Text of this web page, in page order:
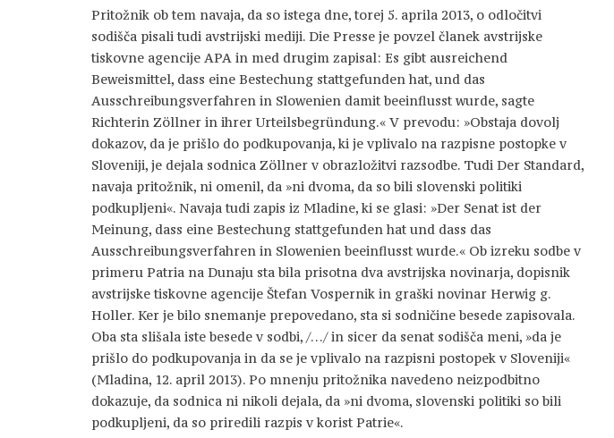
Pritožnik ob tem navaja, da so istega dne, torej 5. aprila 2013, o odločitvi
sodišča pisali tudi avstrijski mediji. Die Presse je povzel članek avstrijske
tiskovne agencije APA in med drugim zapisal: Es gibt ausreichend
Beweismittel, dass eine Bestechung stattgefunden hat, und das
Ausschreibungsverfahren in Slowenien damit beeinflusst wurde, sagte
Richterin Zöllner in ihrer Urteilsbegründung.« V prevodu: »Obstaja dovolj
dokazov, da je prišlo do podkupovanja, ki je vplivalo na razpisne postopke v
Sloveniji, je dejala sodnica Zöllner v obrazložitvi razsodbe. Tudi Der Standard,
navaja pritožnik, ni omenil, da »ni dvoma, da so bili slovenski politiki
podkupljeni«. Navaja tudi zapis iz Mladine, ki se glasi: »Der Senat ist der
Meinung, dass eine Bestechung stattgefunden hat und dass das
Ausschreibungsverfahren in Slowenien beeinflusst wurde.« Ob izreku sodbe v
primeru Patria na Dunaju sta bila prisotna dva avstrijska novinarja, dopisnik
avstrijske tiskovne agencije Štefan Vospernik in graški novinar Herwig g.
Holler. Ker je bilo snemanje prepovedano, sta si sodničine besede zapisovala.
Oba sta slišala iste besede v sodbi, /…/ in sicer da senat sodišča meni, »da je
prišlo do podkupovanja in da se je vplivalo na razpisni postopek v Sloveniji«
(Mladina, 12. april 2013). Po mnenju pritožnika navedeno neizpodbitno
dokazuje, da sodnica ni nikoli dejala, da »ni dvoma, slovenski politiki so bili
podkupljeni, da so priredili razpis v korist Patrie«.